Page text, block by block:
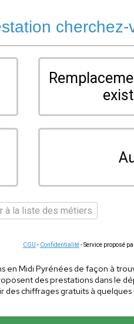
cherchez-
à la liste des métiers
CGU - Confidentialité- Service proposé
Midi Pyrénées de façon à
des prestations dans le
chiffrages gratuits à